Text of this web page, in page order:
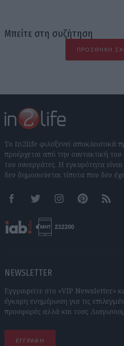
Μπείτε στη συζήτηση
ΠΡΟΣΘΉΚΗ
Το In2life φιλοξενεί αποκλειστικά
προέρχεται από την συντακτική
του συνεργάτες. Η εγκυρότητα
δεν δημοσιεύεται τίποτα που δεν
FacebookTwitter InstagramPinterestRSS
NEWSLETTER
Εγγραφείτε στο «VIP Newsletter»
έγκυρη ενημέρωση για τις
προσφορές αλλά και τους
ΕΓΓΡΑΦΗ